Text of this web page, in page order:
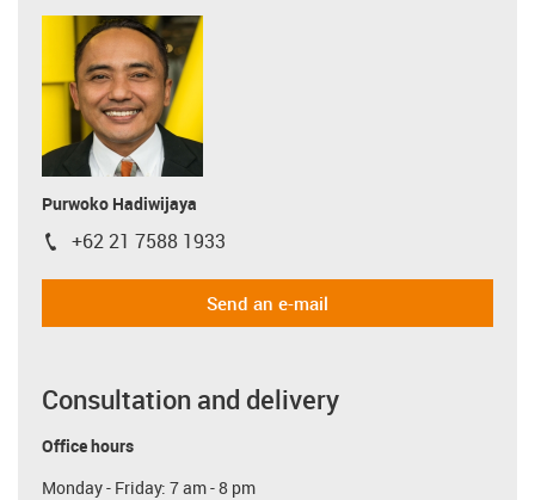
Purwoko Hadiwijaya
igus-icon-phone
+62 21 7588 1933
Send an e-mail
Consultation and delivery
Office hours
Monday - Friday: 7 am - 8 pm